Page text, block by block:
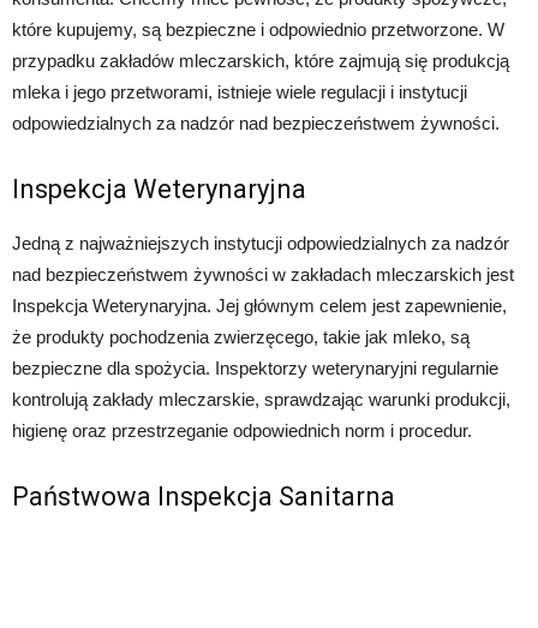
które kupujemy, są bezpieczne i odpowiednio przetworzone. W
przypadku zakładów mleczarskich, które zajmują się produkcją
mleka i jego przetworami, istnieje wiele regulacji i instytucji
odpowiedzialnych za nadzór nad bezpieczeństwem żywności.
Inspekcja Weterynaryjna
Jedną z najważniejszych instytucji odpowiedzialnych za nadzór
nad bezpieczeństwem żywności w zakładach mleczarskich jest
Inspekcja Weterynaryjna. Jej głównym celem jest zapewnienie,
że produkty pochodzenia zwierzęcego, takie jak mleko, są
bezpieczne dla spożycia. Inspektorzy weterynaryjni regularnie
kontrolują zakłady mleczarskie, sprawdzając warunki produkcji,
higienę oraz przestrzeganie odpowiednich norm i procedur.
Państwowa Inspekcja Sanitarna